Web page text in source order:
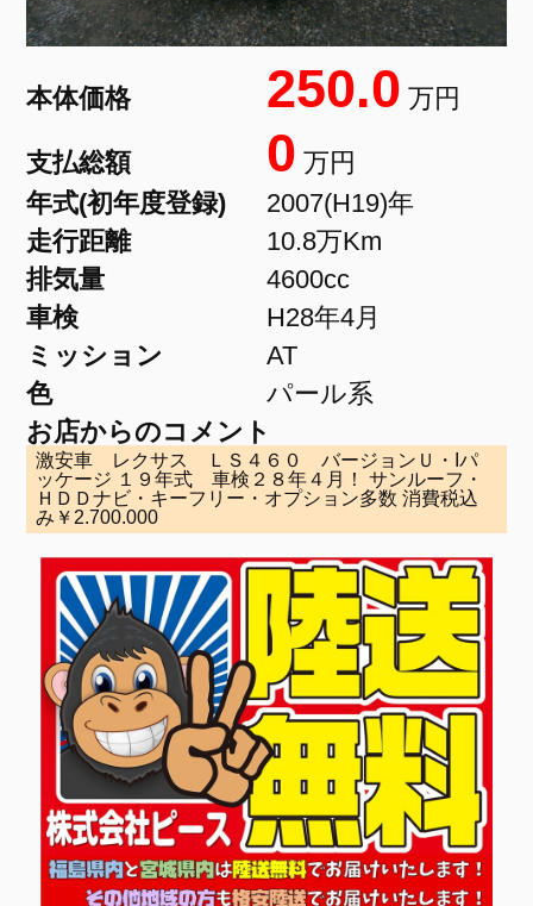
本体価格 250.0 万円
支払総額 0 万円
年式(初年度登録)
2007(H19)年
走行距離
10.8万Km
排気量
4600cc
車検
H28年4月
ミッション
AT
色
パール系
お店からのコメント
激安車 レクサス ＬＳ４６０ バージョンＵ・Iパ
ッケージ １９年式 車検２８年４月！ サンルーフ・
ＨＤＤナビ・キーフリー・オプション多数 消費税込
み￥2.700.000